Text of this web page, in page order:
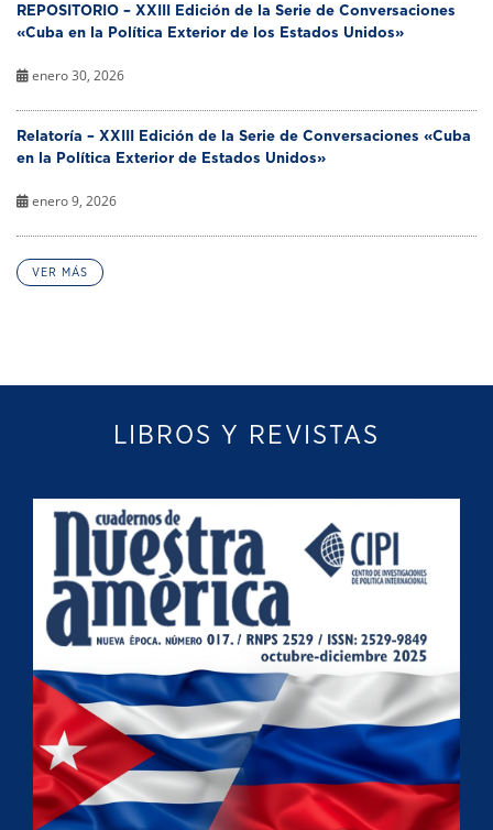
REPOSITORIO – XXIII Edición de la Serie de Conversaciones
«Cuba en la Política Exterior de los Estados Unidos»
enero 30, 2026
Relatoría – XXIII Edición de la Serie de Conversaciones «Cuba
en la Política Exterior de Estados Unidos»
enero 9, 2026
VER MÁS
LIBROS Y REVISTAS